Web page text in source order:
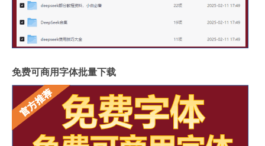
免费可商用字体批量下载